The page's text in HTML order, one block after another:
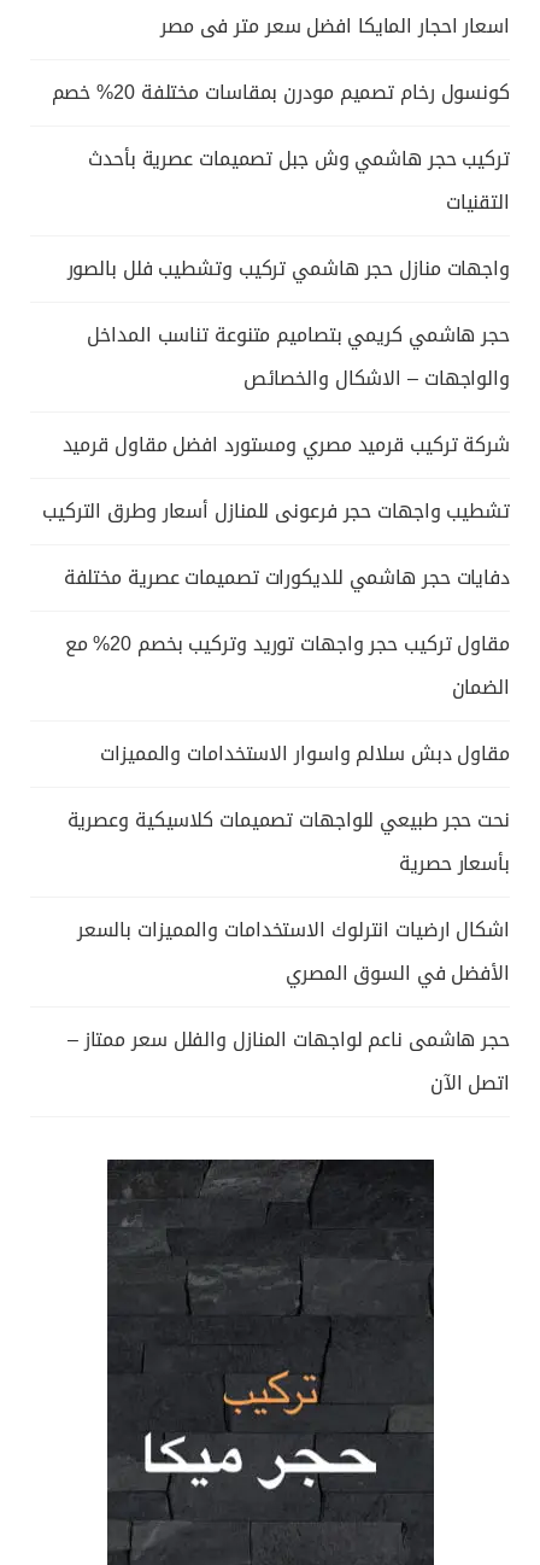
اسعار احجار المايكا افضل سعر متر فى مصر
كونسول رخام تصميم مودرن بمقاسات مختلفة 20% خصم
تركيب حجر هاشمي وش جبل تصميمات عصرية بأحدث
التقنيات
واجهات منازل حجر هاشمي تركيب وتشطيب فلل بالصور
حجر هاشمي كريمي بتصاميم متنوعة تناسب المداخل
والواجهات – الاشكال والخصائص
شركة تركيب قرميد مصري ومستورد افضل مقاول قرميد
تشطيب واجهات حجر فرعونى للمنازل أسعار وطرق التركيب
دفايات حجر هاشمي للديكورات تصميمات عصرية مختلفة
مقاول تركيب حجر واجهات توريد وتركيب بخصم 20% مع
الضمان
مقاول دبش سلالم واسوار الاستخدامات والمميزات
نحت حجر طبيعي للواجهات تصميمات كلاسيكية وعصرية
بأسعار حصرية
اشكال ارضيات انترلوك الاستخدامات والمميزات بالسعر
الأفضل في السوق المصري
حجر هاشمى ناعم لواجهات المنازل والفلل سعر ممتاز –
اتصل الآن